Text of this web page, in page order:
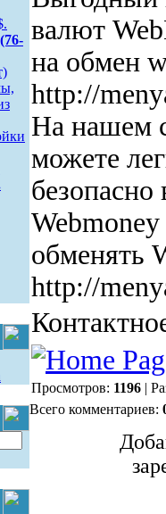
валют
на обмен
http://
На нашем
можете
обменять
http://
Просмотров: 1196|
Всего комментариев: